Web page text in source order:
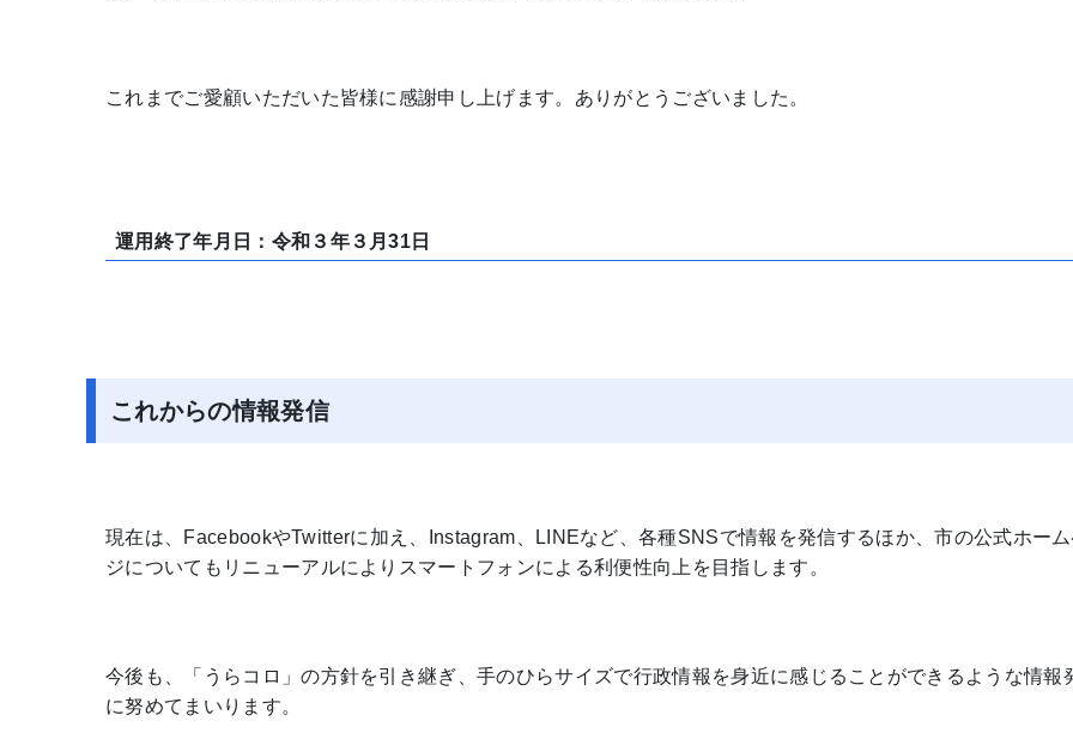
これまでご愛顧いただいた皆様に感謝申し上げます。ありがとうございました。
運用終了年月日：令和３年３月31日
これからの情報発信
現在は、FacebookやTwitterに加え、Instagram、LINEなど、各種SNSで情報を発信するほか、市の公式ホー
ジについてもリニューアルによりスマートフォンによる利便性向上を目指します。
今後も、「うらコロ」の方針を引き継ぎ、手のひらサイズで行政情報を身近に感じることができるような情報
に努めてまいります。